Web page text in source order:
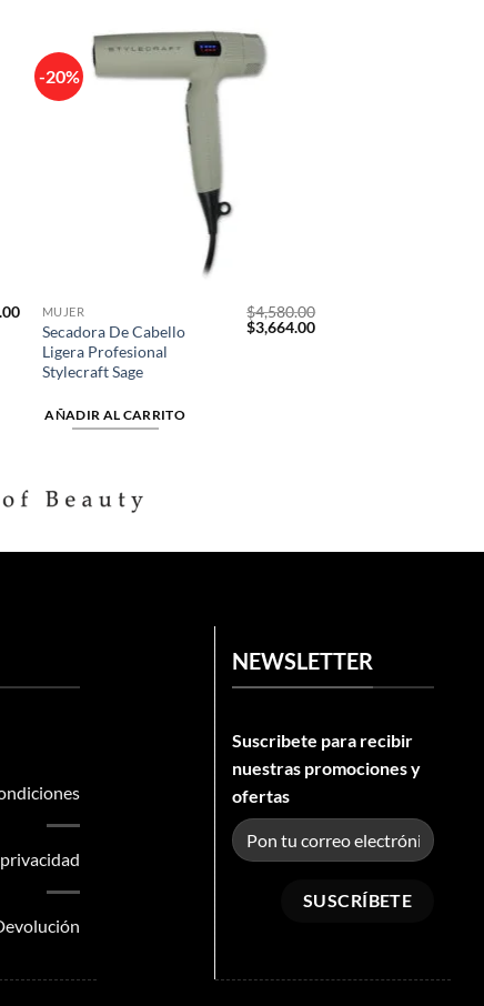
-20%
Añadir
MUJER
Secadora De Cabello
Ligera Profesional
Stylecraft Sage
$4,580.00
El
precio
$3,664.00El
AÑADIR AL CARRITO
NEWSLETTER
Suscribete para recibir
nuestras promociones y
ofertas